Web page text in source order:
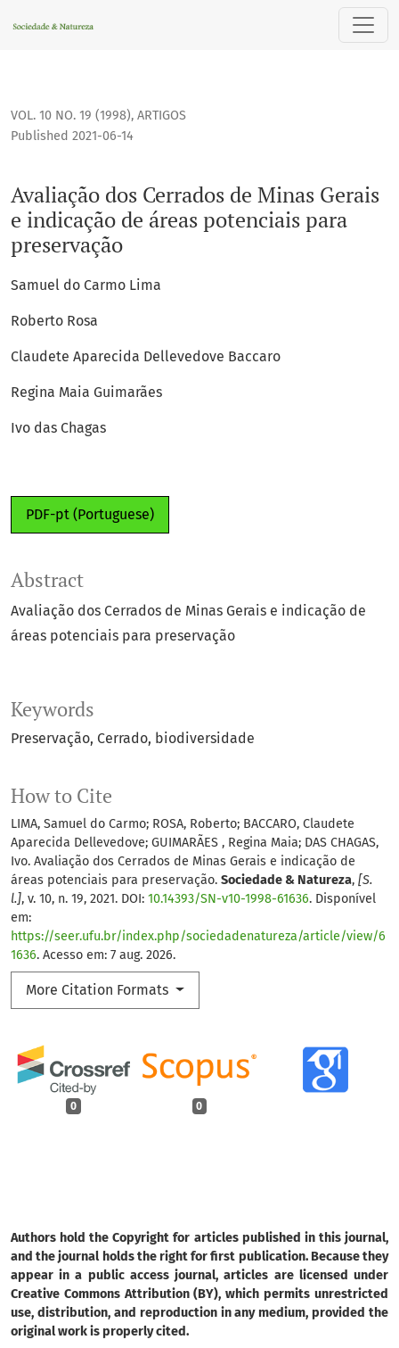
Avaliação dos Cerrados de Minas Gerais e indicação de
VOL. 10 NO. 19 (1998), ARTIGOS
Avaliação dos Cerrados de Minas Gerais
e indicação de áreas potenciais para
preservação
Published 2021-06-14
Samuel do Carmo Lima
Roberto Rosa
Claudete Aparecida Dellevedove Baccaro
Regina Maia Guimarães
Ivo das Chagas
PDF-pt (Portuguese)
Keywords
Preservação Cerrado biodiversidade
How to Cite
LIMA, Samuel do Carmo; ROSA, Roberto; BACCARO, Claudete
Aparecida Dellevedove; GUIMARÃES , Regina Maia; DAS CHAGAS,
Ivo. Avaliação dos Cerrados de Minas Gerais e indicação de
áreas potenciais para preservação. Sociedade & Natureza, [S.
l.], v. 10, n. 19, 2021. DOI: 10.14393/SN-v10-1998-61636. Disponível
em:
https://seer.ufu.br/index.php/sociedadenatureza/article/view/6
1636. Acesso em: 7 aug. 2026.
More Citation Formats
0 0
Abstract
Avaliação dos Cerrados de Minas Gerais e indicação de
áreas potenciais para preservação
Authors hold the Copyright for articles published in this journal,
and the journal holds the right for first publication. Because they
appear in a public access journal, articles are licensed under
Creative Commons Attribution (BY), which permits unrestricted
use, distribution, and reproduction in any medium, provided the
original work is properly cited.